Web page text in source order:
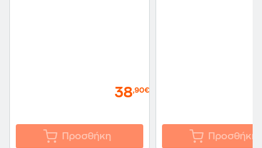
38,90€
Προσθήκη Προσθήκη